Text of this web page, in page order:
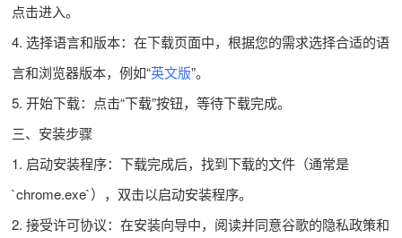
点击进入。
4. 选择语言和版本：在下载页面中，根据您的需求选择合适的语
言和浏览器版本，例如“英文版”。
5. 开始下载：点击“下载”按钮，等待下载完成。
三、安装步骤
1. 启动安装程序：下载完成后，找到下载的文件（通常是
`chrome.exe`），双击以启动安装程序。
2. 接受许可协议：在安装向导中，阅读并同意谷歌的隐私政策和